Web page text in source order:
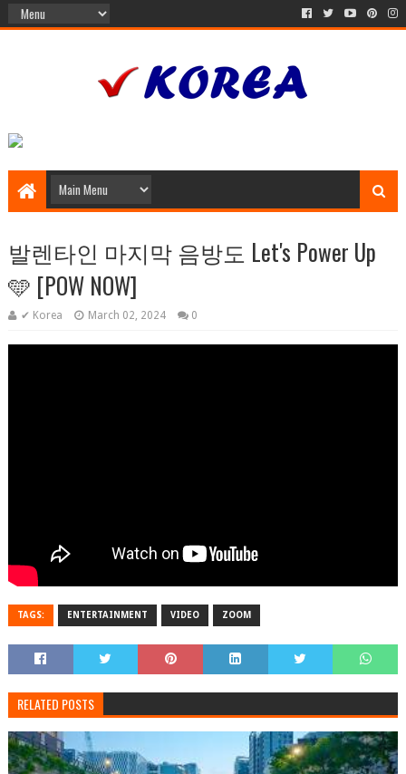
발렌타인 마지막 음방도 Let's Power Up
🩵 [POW NOW]
✔ Korea March 02, 2024 0
TAGS: ENTERTAINMENT VIDEO ZOOM
RELATED POSTS